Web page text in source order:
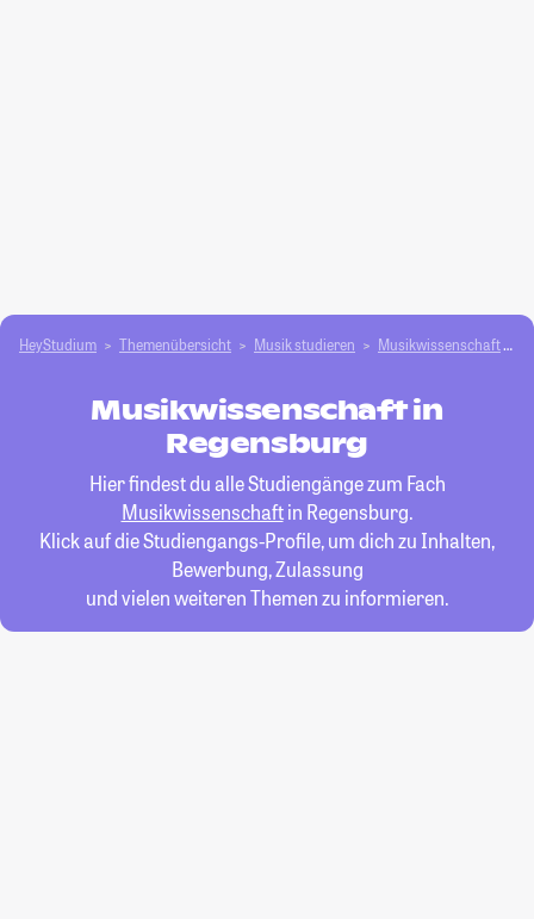
HeyStudium Themenübersicht Musik studieren Musikwissenschaft
Musikwissenschaft in
Regensburg
Hier findest du alle Studiengänge zum Fach
Musikwissenschaftin Regensburg.
Klick auf die Studiengangs-Profile, um dich zu Inhalten,
Bewerbung, Zulassung
und vielen weiteren Themen zu informieren.